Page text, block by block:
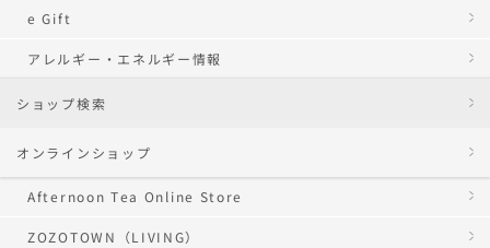
e Gift
アレルギー・エネルギー情報
ショップ検索
オンラインショップ
Afternoon Tea Online Store
ZOZOTOWN（LIVING）